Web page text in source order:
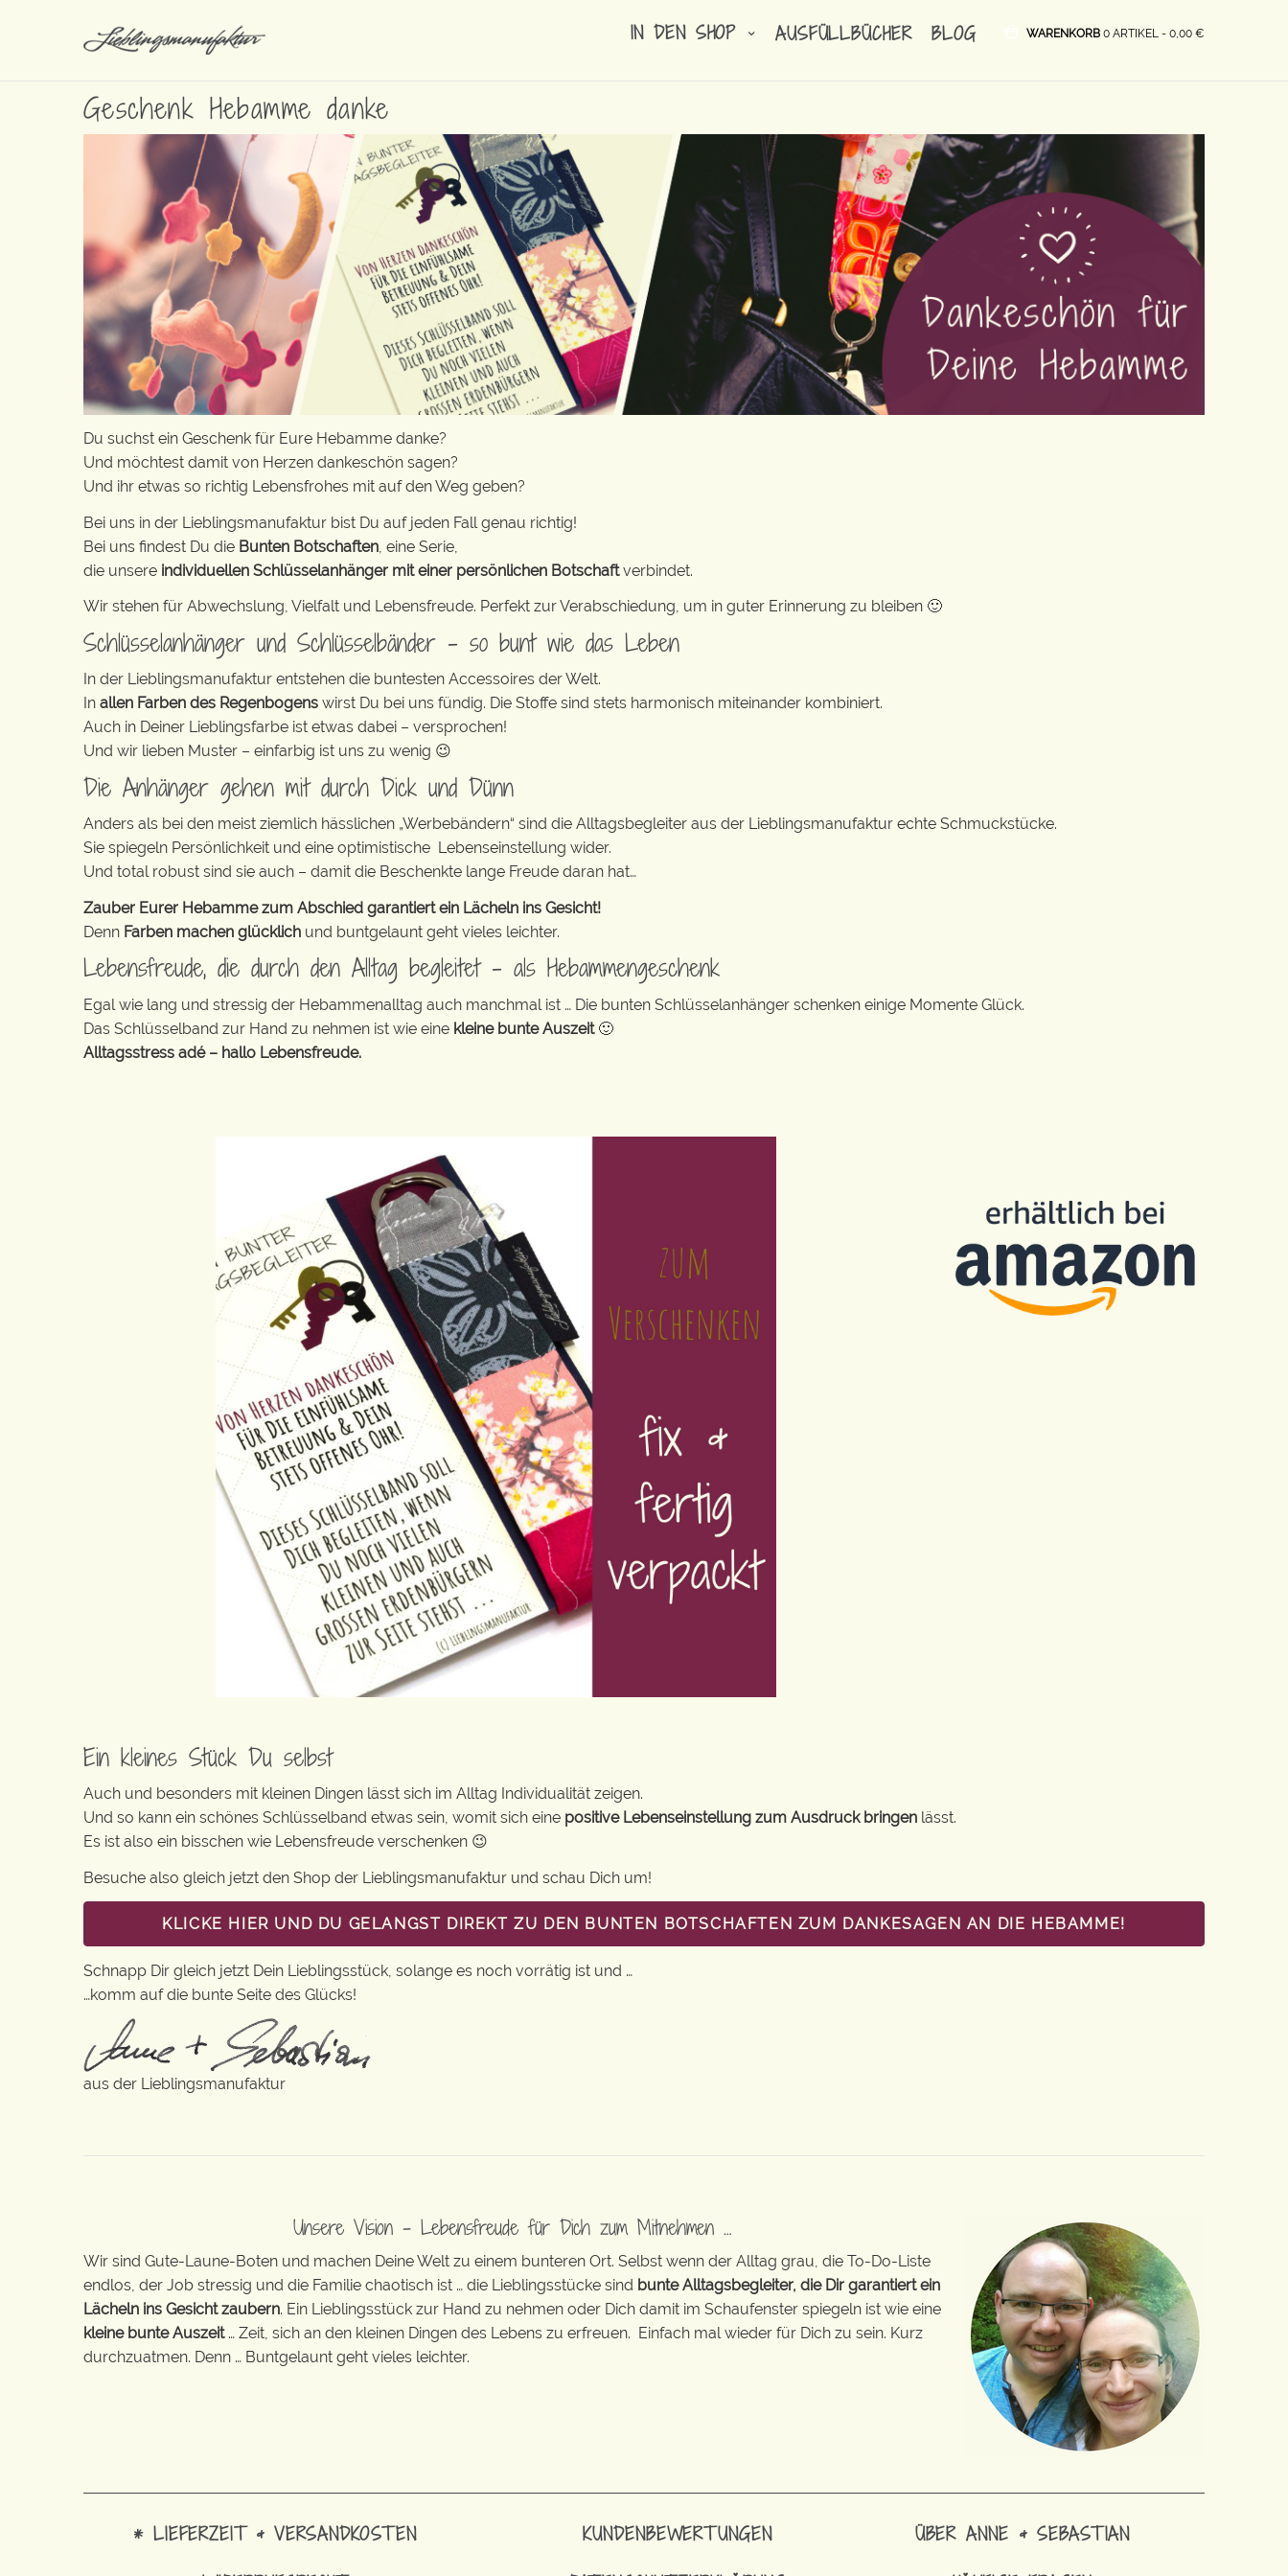
IN DEN SHOP AUSFÜLLBÜCHER BLOG WARENKORB 0 ARTIKEL - 0,00 €
Geschenk Hebamme danke
Du suchst ein Geschenk für Eure Hebamme danke?
Und möchtest damit von Herzen dankeschön sagen?
Und ihr etwas so richtig Lebensfrohes mit auf den Weg geben?
Bei uns in der Lieblingsmanufaktur bist Du auf jeden Fall genau richtig!
Bei uns findest Du die Bunten Botschaften , eine Serie,
die unsere individuellen Schlüsselanhänger mit einer persönlichen Botschaftverbindet.
Wir stehen für Abwechslung, Vielfalt und Lebensfreude. Perfekt zur Verabschiedung, um in guter Erinnerung zu bleiben 🙂
Schlüsselanhänger und Schlüsselbänder – so bunt wie das Leben
In der Lieblingsmanufaktur entstehen die buntesten Accessoires der Welt.
In allen Farben des Regenbogens wirst Du bei uns fündig. Die Stoffe sind stets harmonisch miteinander kombiniert.
Auch in Deiner Lieblingsfarbe ist etwas dabei – versprochen!
Und wir lieben Muster – einfarbig ist uns zu wenig 😉
Die Anhänger gehen mit durch Dick und Dünn
Anders als bei den meist ziemlich hässlichen „Werbebändern“ sind die Alltagsbegleiter aus der Lieblingsmanufaktur echte Schmuckstücke.
Sie spiegeln Persönlichkeit und eine optimistische Lebenseinstellung wider.
Und total robust sind sie auch – damit die Beschenkte lange Freude daran hat…
Zauber Eurer Hebamme zum Abschied garantiert ein Lächeln ins Gesicht!
Denn Farben machen glücklich und buntgelaunt geht vieles leichter.
Lebensfreude, die durch den Alltag begleitet – als Hebammengeschenk
Egal wie lang und stressig der Hebammenalltag auch manchmal ist … Die bunten Schlüsselanhänger schenken einige Momente Glück.
Das Schlüsselband zur Hand zu nehmen ist wie eine kleine bunte Auszeit🙂
Alltagsstress adé – hallo Lebensfreude.
Ein kleines Stück Du selbst
Auch und besonders mit kleinen Dingen lässt sich im Alltag Individualität zeigen.
Und so kann ein schönes Schlüsselband etwas sein, womit sich eine positive Lebenseinstellung zum Ausdruck bringen lässt.
Es ist also ein bisschen wie Lebensfreude verschenken 😉
Besuche also gleich jetzt den Shop der Lieblingsmanufaktur und schau Dich um!
KLICKE HIER UND DU GELANGST DIREKT ZU DEN BUNTEN BOTSCHAFTEN ZUM DANKESAGEN AN DIE HEBAMME!
Schnapp Dir gleich jetzt Dein Lieblingsstück, solange es noch vorrätig ist und …
…komm auf die bunte Seite des Glücks!
aus der Lieblingsmanufaktur
Unsere Vision – Lebensfreude für Dich zum Mitnehmen …
Wir sind Gute-Laune-Boten und machen Deine Welt zu einem bunteren Ort. Selbst wenn der Alltag grau, die To-Do-Liste
endlos, der Job stressig und die Familie chaotisch ist … die Lieblingsstücke sind bunte Alltagsbegleiter, die Dir garantiert ein
Lächeln ins Gesicht zaubern. Ein Lieblingsstück zur Hand zu nehmen oder Dich damit im Schaufenster spiegeln ist wie eine
kleine bunte Auszeit… Zeit, sich an den kleinen Dingen des Lebens zu erfreuen. Einfach mal wieder für Dich zu sein. Kurz
durchzuatmen. Denn … Buntgelaunt geht vieles leichter.
* LIEFERZEIT & VERSANDKOSTEN
KUNDENBEWERTUNGEN
ÜBER ANNE & SEBASTIAN